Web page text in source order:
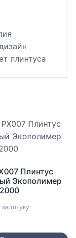
плинтуса
Плинтус
Экополимер
за штуку